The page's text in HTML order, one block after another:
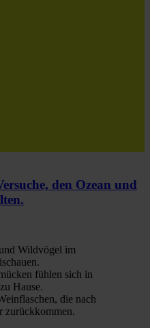
den Ozean und
Wildvögel im
fühlen sich in
Hause.
die nach
zurückkommen.